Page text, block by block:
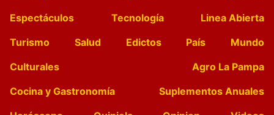
Espectáculos
Tecnología
Linea Abierta
Turismo
Salud Edictos País
Mundo
Culturales
Agro La Pampa
Cocina y Gastronomía
Suplementos Anuales